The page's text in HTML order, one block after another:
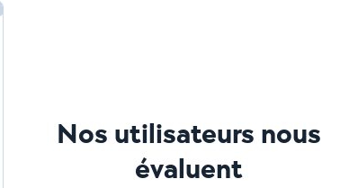
Nos utilisateurs nous
évaluent